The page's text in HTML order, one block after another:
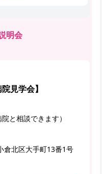
明会
見学会】
と相談できます）
倉北区大手町13番1号